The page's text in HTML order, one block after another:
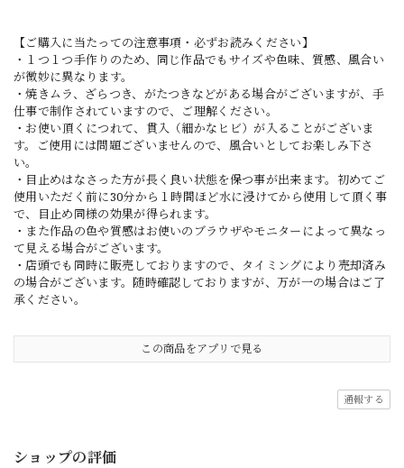
【ご購入に当たっての注意事項・必ずお読みください】
・１つ１つ手作りのため、同じ作品でもサイズや色味、質感、風合い
が微妙に異なります。
・焼きムラ、ざらつき、がたつきなどがある場合がございますが、手
仕事で制作されていますので、ご理解ください。
・お使い頂くにつれて、貫入（細かなヒビ）が入ることがございま
す。ご使用には問題ございませんので、風合いとしてお楽しみ下さ
い。
・目止めはなさった方が長く良い状態を保つ事が出来ます。初めてご
使用いただく前に30分から１時間ほど水に浸けてから使用して頂く事
で、目止め同様の効果が得られます。
・また作品の色や質感はお使いのブラウザやモニターによって異なっ
て見える場合がございます。
・店頭でも同時に販売しておりますので、タイミングにより売却済み
の場合がございます。随時確認しておりますが、万が一の場合はご了
承ください。
この商品をアプリで見る
通報する
ショップの評価